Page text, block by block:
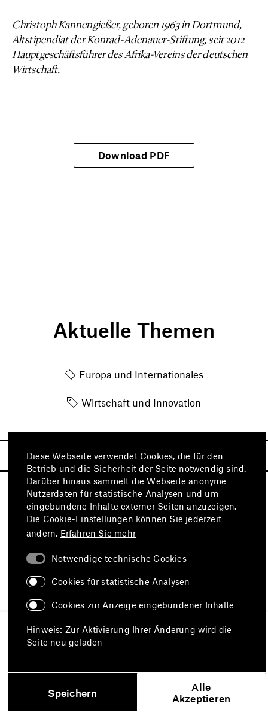
Christoph Kannengießer, geboren 1963 in Dortmund,
Altstipendiat der Konrad-Adenauer-Stiftung, seit 2012
Hauptgeschäftsführer des Afrika-Vereins der deutschen
Wirtschaft.
Download PDF
Aktuelle Themen
Europa und Internationales
Wirtschaft und Innovation
Besuchen Sie auch
Impressum
Datenschutz
Nutzungsbedingungen
Erklärung zur Barrierefreiheit
Diese Webseite verwendet Cookies, die für den
Betrieb und die Sicherheit der Seite notwendig sind.
Darüber hinaus sammelt die Webseite anonyme
Nutzerdaten für statistische Analysen und um
eingebundene Inhalte externer Seiten anzuzeigen.
Die Cookie-Einstellungen können Sie jederzeit
ändern. Erfahren Sie mehr
Notwendige technische Cookies
Cookies für statistische Analysen
Cookies zur Anzeige eingebundener Inhalte
Hinweis: Zur Aktivierung Ihrer Änderung wird die
Seite neu geladen
Speichern
Alle
Akzeptieren